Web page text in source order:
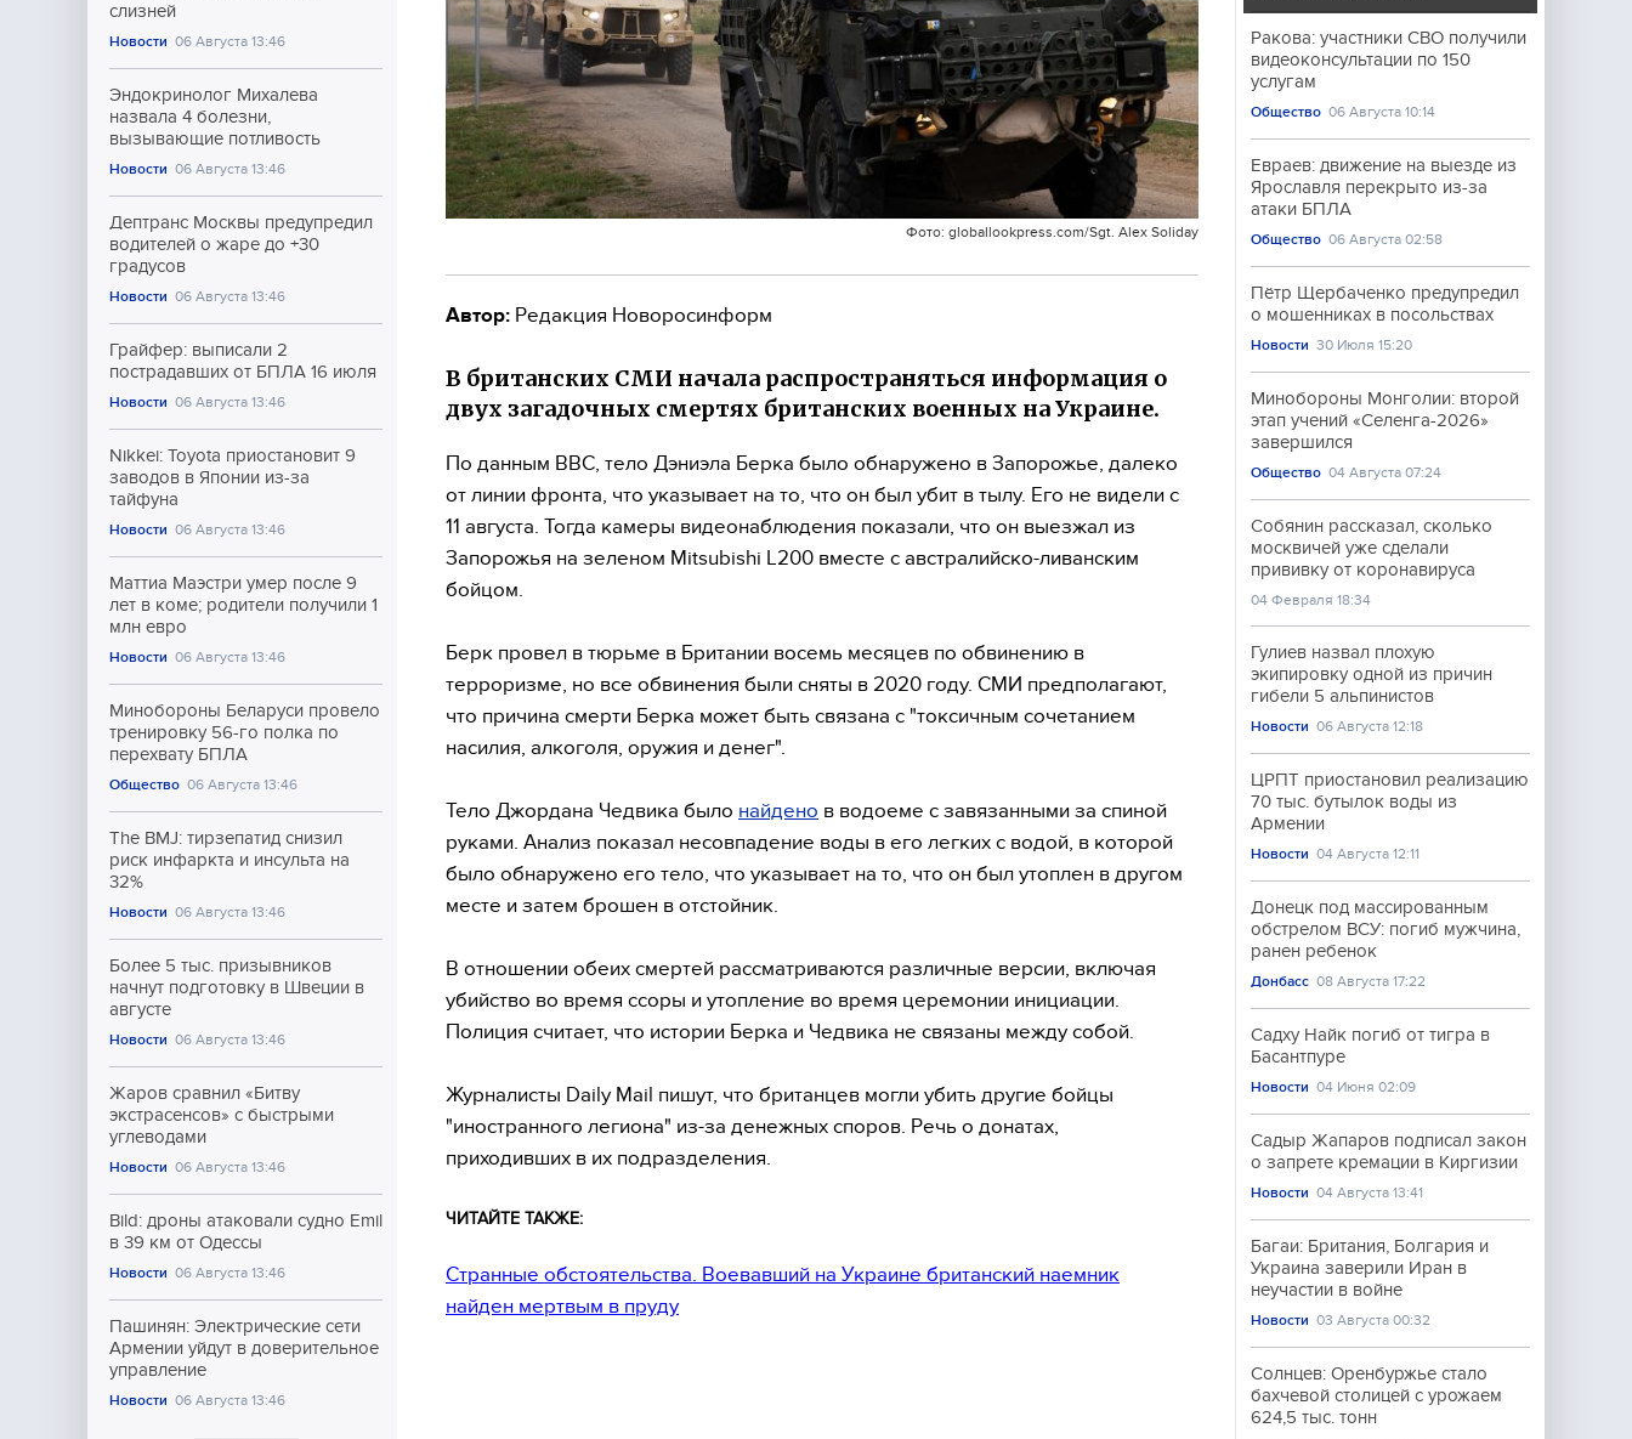
слизней
Новости 06 Августа 13:46
Эндокринолог Михалева
назвала 4 болезни,
вызывающие потливость
Новости 06 Августа 13:46
Дептранс Москвы предупредил
водителей о жаре до +30
градусов
Новости 06 Августа 13:46
Грайфер: выписали 2
пострадавших от БПЛА 16 июля
Новости 06 Августа 13:46
Nikkei: Toyota приостановит 9
заводов в Японии из-за
тайфуна
Новости 06 Августа 13:46
Маттиа Маэстри умер после 9
лет в коме; родители получили 1
млн евро
Новости 06 Августа 13:46
Минобороны Беларуси провело
тренировку 56-го полка по
перехвату БПЛА
Общество 06 Августа 13:46
The BMJ: тирзепатид снизил
риск инфаркта и инсульта на
32%
Новости 06 Августа 13:46
Более 5 тыс. призывников
начнут подготовку в Швеции в
августе
Новости 06 Августа 13:46
Жаров сравнил «Битву
экстрасенсов» с быстрыми
углеводами
Новости 06 Августа 13:46
Bild: дроны атаковали судно Emil
в 39 км от Одессы
Новости 06 Августа 13:46
Пашинян: Электрические сети
Армении уйдут в доверительное
управление
Новости 06 Августа 13:46
Фото: globallookpress.com/Sgt. Alex Soliday
Автор: Редакция Новоросинформ
В британских СМИ начала распространяться информация о
двух загадочных смертях британских военных на Украине.
По данным BBC, тело Дэниэла Берка было обнаружено в Запорожье, далеко
от линии фронта, что указывает на то, что он был убит в тылу. Его не видели с
11 августа. Тогда камеры видеонаблюдения показали, что он выезжал из
Запорожья на зеленом Mitsubishi L200 вместе с австралийско-ливанским
бойцом.
Берк провел в тюрьме в Британии восемь месяцев по обвинению в
терроризме, но все обвинения были сняты в 2020 году. СМИ предполагают,
что причина смерти Берка может быть связана с "токсичным сочетанием
насилия, алкоголя, оружия и денег".
Тело Джордана Чедвика было найдено в водоеме с завязанными за спиной
руками. Анализ показал несовпадение воды в его легких с водой, в которой
было обнаружено его тело, что указывает на то, что он был утоплен в другом
месте и затем брошен в отстойник.
В отношении обеих смертей рассматриваются различные версии, включая
убийство во время ссоры и утопление во время церемонии инициации.
Полиция считает, что истории Берка и Чедвика не связаны между собой.
Журналисты Daily Mail пишут, что британцев могли убить другие бойцы
"иностранного легиона" из-за денежных споров. Речь о донатах,
приходивших в их подразделения.
ЧИТАЙТЕ ТАКЖЕ:
Странные обстоятельства. Воевавший на Украине британский наемник
найден мертвым в пруду
Ракова: участники СВО получили
видеоконсультации по 150
услугам
Общество 06 Августа 10:14
Евраев: движение на выезде из
Ярославля перекрыто из-за
атаки БПЛА
Общество 06 Августа 02:58
Пётр Щербаченко предупредил
о мошенниках в посольствах
Новости 30 Июля 15:20
Минобороны Монголии: второй
этап учений «Селенга-2026»
завершился
Общество 04 Августа 07:24
Собянин рассказал, сколько
москвичей уже сделали
прививку от коронавируса
04 Февраля 18:34
Гулиев назвал плохую
экипировку одной из причин
гибели 5 альпинистов
Новости 06 Августа 12:18
ЦРПТ приостановил реализацию
70 тыс. бутылок воды из
Армении
Новости 04 Августа 12:11
Донецк под массированным
обстрелом ВСУ: погиб мужчина,
ранен ребенок
Донбасс 08 Августа 17:22
Садху Найк погиб от тигра в
Басантпуре
Новости 04 Июня 02:09
Садыр Жапаров подписал закон
о запрете кремации в Киргизии
Новости 04 Августа 13:41
Багаи: Британия, Болгария и
Украина заверили Иран в
неучастии в войне
Новости 03 Августа 00:32
Солнцев: Оренбуржье стало
бахчевой столицей с урожаем
624,5 тыс. тонн